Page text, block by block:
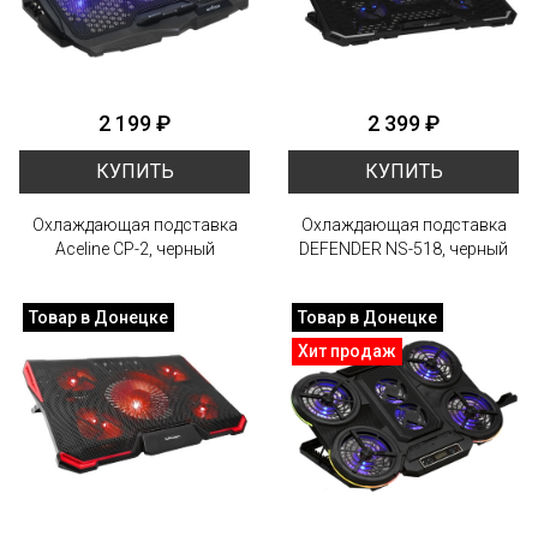
2 199 ₽
КУПИТЬ
Охлаждающая подставка
Aceline CP-2, черный
2 399 ₽
КУПИТЬ
Охлаждающая подставка
DEFENDER NS-518, черный
Товар в Донецке
Товар в Донецке
Хит продаж